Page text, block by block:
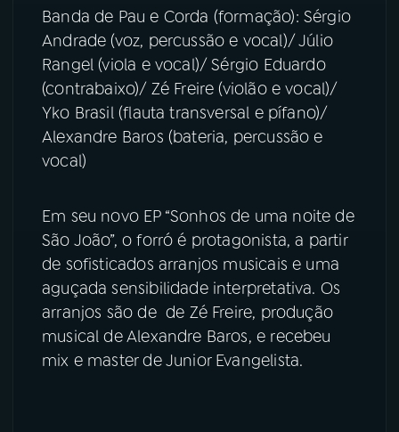
ACOMPANHE A RÁDIO NACIONAL
YouTube Facebook
Instagram X
TikTok
Banda de Pau e Corda (formação): Sérgio
Andrade (voz, percussão e vocal)/ Júlio
Rangel (viola e vocal)/ Sérgio Eduardo
(contrabaixo)/ Zé Freire (violão e vocal)/
Yko Brasil (flauta transversal e pífano)/
Alexandre Baros (bateria, percussão e
vocal)
Em seu novo EP “Sonhos de uma noite de
São João”, o forró é protagonista, a partir
de sofisticados arranjos musicais e uma
aguçada sensibilidade interpretativa. Os
arranjos são de de Zé Freire, produção
musical de Alexandre Baros, e recebeu
mix e master de Junior Evangelista.